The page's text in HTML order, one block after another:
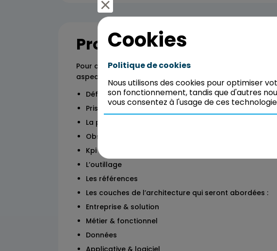
Programme
Pour chaque couche de l’architecture, nous aborderons
aspects :
Définition du métier
Prisme du changement
La prise de décision
Observabilité
Kpi
L’outillage
Les références
Les couches de l’architecture qui seront abordées :
Entreprise & solution
Métier & fonctionnel
Données
Applicative & logiciel
Cookies
Politique de cookies
Nous utilisons des cookies pour optimiser
son fonctionnement, tandis que d'autres
vous consentez à l'usage de ces